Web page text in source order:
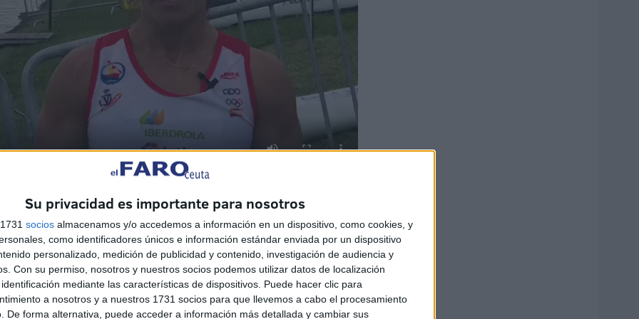
Su privacidad es importante para nosotros
socios almacenamos y/o accedemos a información en un dispositivo, como cookies, y
como identificadores únicos e información estándar enviada por un dispositivo
personalizado, medición de publicidad y contenido, investigación de audiencia y
Con su permiso, nosotros y nuestros socios podemos utilizar datos de localización
mediante las características de dispositivos. Puede hacer clic para
a nosotros y a nuestros 1731 socios para que llevemos a cabo el procesamiento
De forma alternativa, puede acceder a información más detallada y cambiar sus
portuguesa que obtuvo el primer puesto. Más
Cabrera, "lo importante es verla como después de
una medalla de plata en la Copa del Mundo". El
orgullosos de ella, ya que no ha sido fácil llegar hasta
mismo y luchar por su sueño cueste lo que cueste,